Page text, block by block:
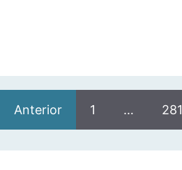
Anterior 1 … 281